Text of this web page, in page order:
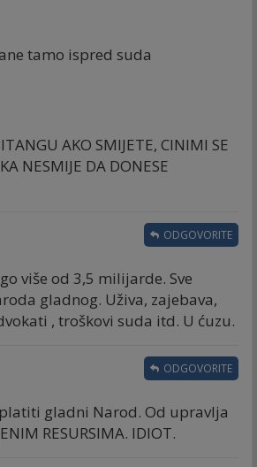
tamo ispred suda
AKO SMIJETE, CINIMI SE
NESMIJE DA DONESE
više od 3,5 milijarde. Sve
gladnog. Uživa, zajebava,
, troškovi suda itd. U ćuzu.
ODGOVORITE
platiti gladni Narod. Od upravlja
RESURSIMA. IDIOT.
ODGOVORITE